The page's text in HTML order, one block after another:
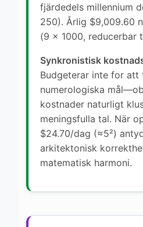
fjärdedels millennium
250). Årlig $9,009.60
(9 × 1000, reducerbar
Synkronistisk
Budgeterar inte for att
numerologiska
kostnader naturligt
meningsfulla tal. När
$24.70/dag (≈5²)
arkitektonisk
matematisk harmoni.